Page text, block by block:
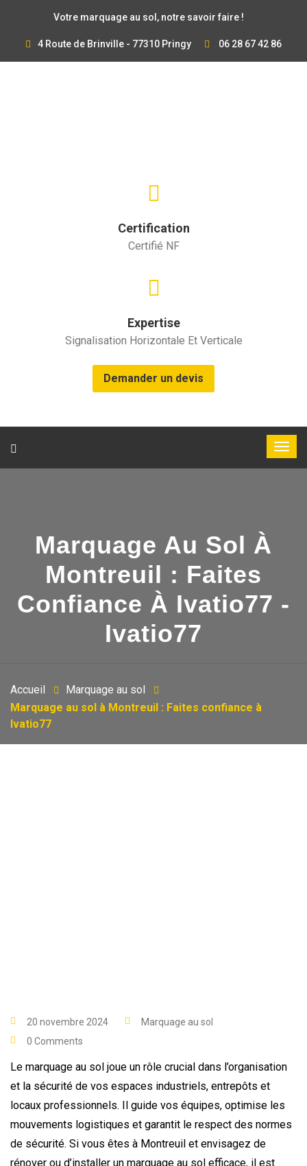
Votre marquage au sol, notre savoir faire !
4 Route de Brinville - 77310 Pringy 06 28 67 42 86
Certification
Certifié NF
Expertise
Signalisation Horizontale Et Verticale
Demander un devis
Marquage Au Sol À
Montreuil : Faites
Confiance À Ivatio77 -
Ivatio77
Accueil
Marquage au sol
Marquage au sol à Montreuil : Faites confiance à
Ivatio77
20 novembre 2024
Marquage au sol
0 Comments
Le marquage au sol joue un rôle crucial dans l’organisation
et la sécurité de vos espaces industriels, entrepôts et
locaux professionnels. Il guide vos équipes, optimise les
mouvements logistiques et garantit le respect des normes
de sécurité. Si vous êtes à Montreuil et envisagez de
rénover ou d’installer un marquage au sol efficace, il est